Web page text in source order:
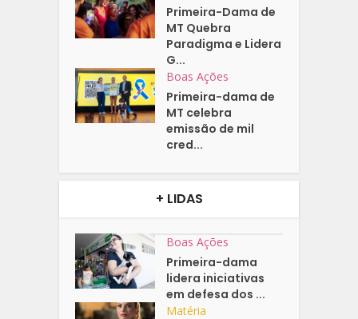
Primeira-Dama de
MT Quebra
Paradigma e Lidera
G...
Boas Ações
Primeira-dama de
MT celebra
emissão de mil
cred...
+ LIDAS
Boas Ações
Primeira-dama
lidera iniciativas
em defesa dos ...
Matéria